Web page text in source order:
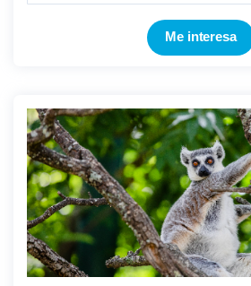
Me interesa